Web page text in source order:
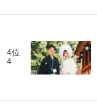
4位
4